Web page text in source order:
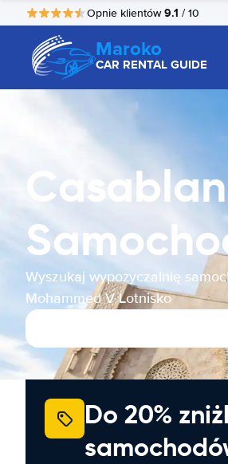
Opnie klientów9.1 / 10
Maroko
CAR RENTAL GUIDE
Wyszukaj wypożyczalnię
Mohammed V Lotnisko
Do 20%